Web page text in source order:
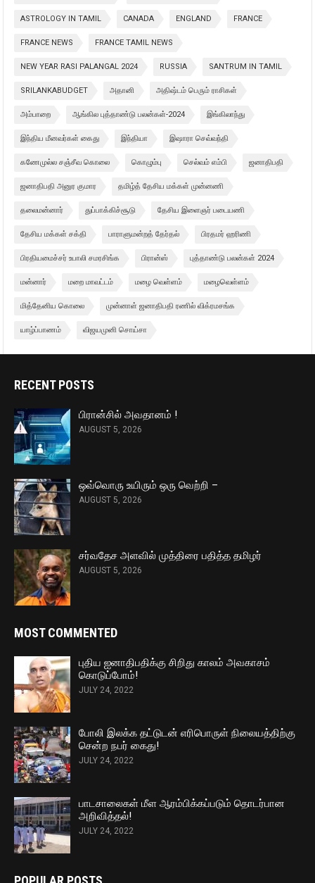
ASTROLOGY IN TAMIL CANADA ENGLAND FRANCE
FRANCE NEWS FRANCE TAMIL NEWS
NEW YEAR RASI PALANGAL 2024 RUSSIA SANTRUM IN TAMIL
SRILANKABUDGET அதானி அதிஷ்டம் பெரும் ராசிகள்
அம்பாறை ஆங்கில புத்தாண்டு பலன்கள்-2024 இங்கிலாந்து
இந்திய மீனவர்கள் கைது இந்தியா இஷாரா செவ்வந்தி
கணேமுல்ல சஞ்சீவ கொலை கொழும்பு செல்வம் எம்பி ஜனாதிபதி
ஜனாதிபதி அனுர குமார தமிழ்த் தேசிய மக்கள் முன்னணி
தலைமன்னார் துப்பாக்கிச்சூடு தேசிய இளைஞர் படையணி
தேசிய மக்கள் சக்தி பாராளுமன்றத் தேர்தல் பிரதமர் ஹரிணி
பிரதியமைச்சர் உபாலி சமரசிங்க பிரான்ஸ் புத்தாண்டு பலன்கள் 2024
மன்னார் மறை மாவட்டம் மழை வெள்ளம் மழைவெள்ளம்
மித்தேனிய கொலை முன்னாள் ஜனாதிபதி ரணில் விக்ரமசங்க
யாழ்ப்பாணம் விஜயமுனி சொய்சா
RECENT POSTS
பிரான்சில் அவதானம் !
AUGUST 5, 2026
ஒவ்வொரு உயிரும் ஒரு வெற்றி –
AUGUST 5, 2026
சர்வதேச அளவில் முத்திரை பதித்த தமிழர்
AUGUST 5, 2026
MOST COMMENTED
புதிய ஐனாதிபதிக்கு சிறிது காலம் அவகாசம்
கொடுப்போம்!
JULY 24, 2022
போலி இலக்க தட்டுடன் எரிபொருள் நிலையத்திற்கு
சென்ற நபர் கைது!
JULY 24, 2022
பாடசாலைகள் மீள ஆரம்பிக்கப்படும் தொடர்பான
அறிவித்தல்!
JULY 24, 2022